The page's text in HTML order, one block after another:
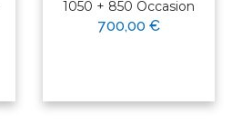
1050 + 850 Occasion
700,00 €